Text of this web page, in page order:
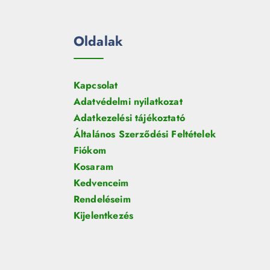
Oldalak
Kapcsolat
Adatvédelmi nyilatkozat
Adatkezelési tájékoztató
Általános Szerződési Feltételek
Fiókom
Kosaram
Kedvenceim
Rendeléseim
Kijelentkezés